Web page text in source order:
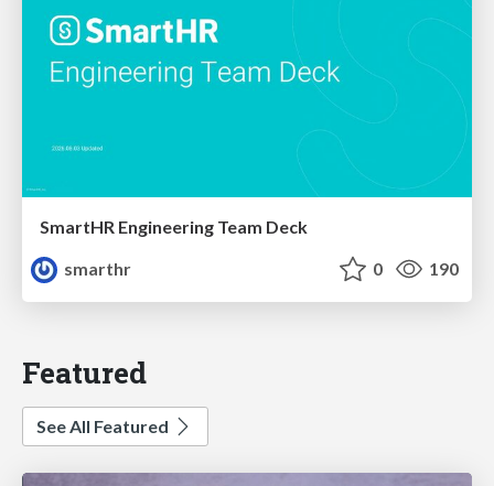
SmartHR Engineering Team Deck
smarthr
0 190
Featured
See All Featured